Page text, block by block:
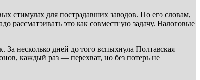
стимулах для пострадавших заводов. По его словам,
рассматривать это как совместную задачу. Налоговые
несколько дней до того вспыхнула Полтавская
каждый раз — перехват, но без потерь не